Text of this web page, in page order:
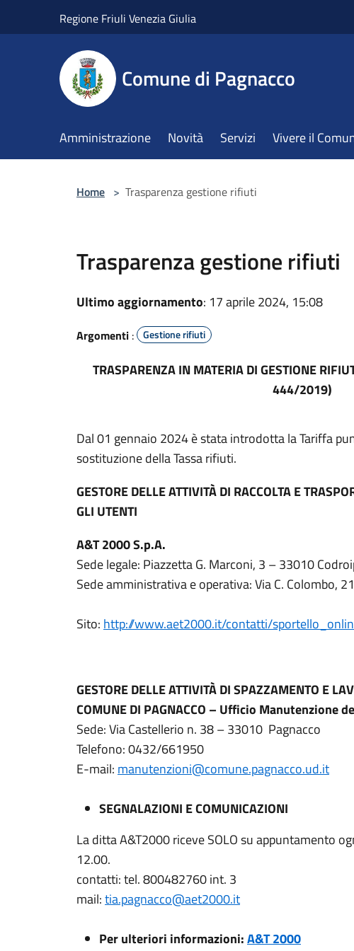
Regione Friuli Venezia Giulia
Comune di Pagnacco
Amministrazione Novità Servizi Vivere il
Home > Trasparenza gestione rifiuti
Trasparenza gestione rifiuti
Ultimo aggiornamento: 17 aprile 2024, 15:08
Argomenti : Gestione rifiuti
TRASPARENZA IN MATERIA DI GESTIONE
444/2019)
Dal 01 gennaio 2024 è stata introdotta la Tariffa
sostituzione della Tassa rifiuti.
GESTORE DELLE ATTIVITÀ DI RACCOLTA E
GLI UTENTI
A&T 2000 S.p.A.
Sede legale: Piazzetta G. Marconi, 3 – 33010
Sede amministrativa e operativa: Via C. Colombo,
Sito: http://www.aet2000.it/contatti/
GESTORE DELLE ATTIVITÀ DI SPAZZAMENTO E
COMUNE DI PAGNACCO – Ufficio Manutenzione
Sede: Via Castellerio n. 38 – 33010 Pagnacco
Telefono: 0432/661950
E-mail: manutenzioni@comune.pagnacco.ud.it
SEGNALAZIONI E COMUNICAZIONI
La ditta A&T2000 riceve SOLO su appuntamento
12.00.
contatti: tel. 800482760 int. 3
mail:tia.pagnacco@aet2000.it
Per ulteriori informazioni:A&T 2000